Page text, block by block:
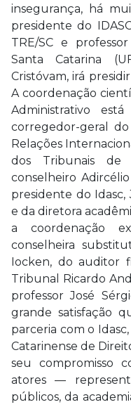
insegurança, há
presidente do
TRE/SC e
Santa Catarina
Cristóvam, irá
A coordenação
Administrativo
corregedor-geral
Relações
dos Tribunais de
conselheiro
presidente do Idasc,
e da diretora
a coordenação
conselheira
Iocken, do auditor
Tribunal Ricardo
professor José
grande satisfação
parceria com o
Catarinense de
seu compromisso
atores —
públicos, da